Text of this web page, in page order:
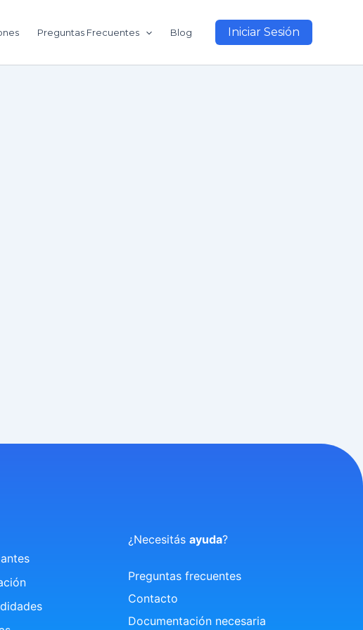
Preguntas Frecuentes Blog Iniciar Sesión
¿Necesitás ayuda?
Preguntas frecuentes
Contacto
Documentación necesaria